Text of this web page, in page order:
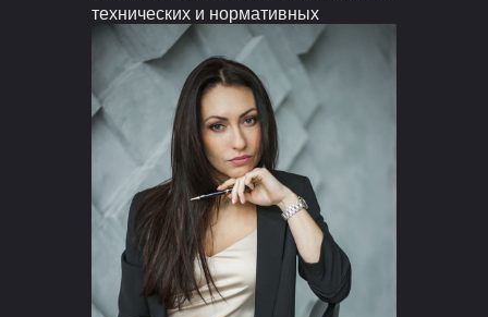
технических и нормативных
требований.